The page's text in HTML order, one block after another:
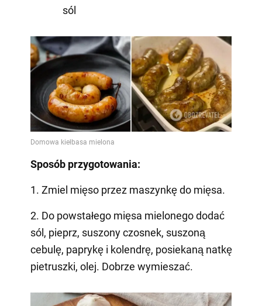
sól
Sposób przygotowania:
1. Zmiel mięso przez maszynkę do mięsa.
2. Do powstałego mięsa mielonego dodać
sól, pieprz, suszony czosnek, suszoną
cebulę, paprykę i kolendrę, posiekaną natkę
pietruszki, olej. Dobrze wymieszać.